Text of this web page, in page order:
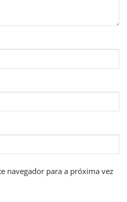
navegador para a próxima vez